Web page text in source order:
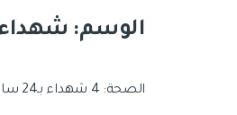
الوسم:
الصحة: 4 شهداء بـ24 ساعة يرفعان الحصيلة منذ وقف النار بغزة لـ1,207